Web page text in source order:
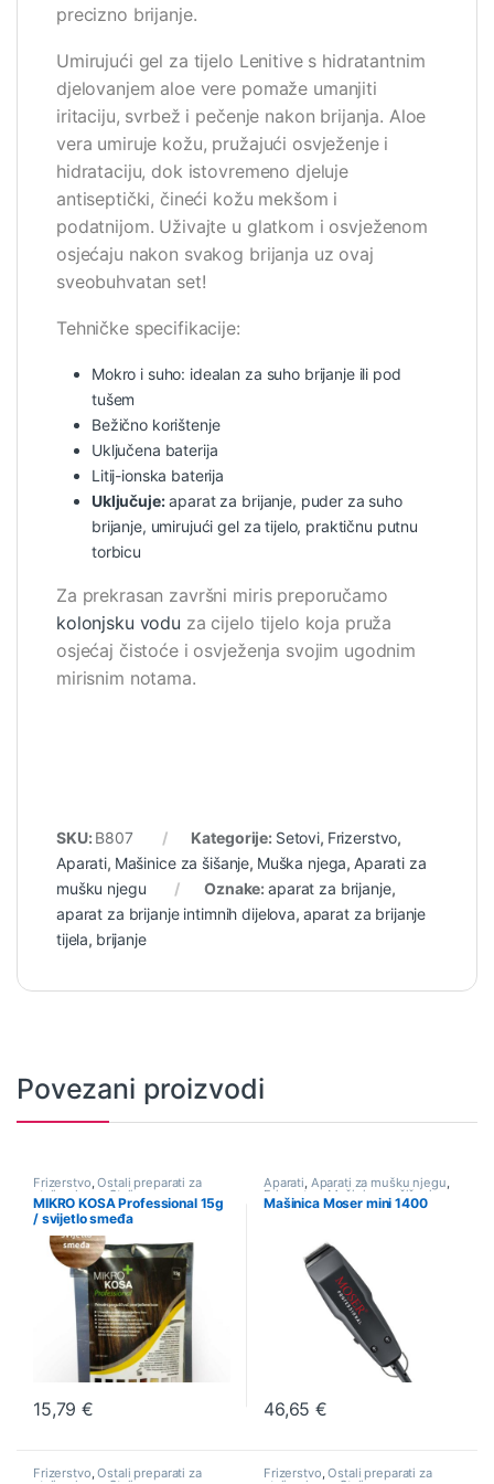
precizno brijanje.
Umirujući gel za tijelo Lenitive s hidratantnim
djelovanjem aloe vere pomaže umanjiti
iritaciju, svrbež i pečenje nakon brijanja. Aloe
vera umiruje kožu, pružajući osvježenje i
hidrataciju, dok istovremeno djeluje
antiseptički, čineći kožu mekšom i
podatnijom. Uživajte u glatkom i osvježenom
osjećaju nakon svakog brijanja uz ovaj
sveobuhvatan set!
Tehničke specifikacije:
Mokro i suho: idealan za suho brijanje ili pod
tušem
Bežično korištenje
Uključena baterija
Litij-ionska baterija
Uključuje:aparat za brijanje, puder za suho
brijanje, umirujući gel za tijelo, praktičnu putnu
torbicu
Za prekrasan završni miris preporučamo
kolonjsku vodu za cijelo tijelo koja pruža
osjećaj čistoće i osvježenja svojim ugodnim
mirisnim notama.
SKU: B807 Kategorije: Setovi, Frizerstvo,
Aparati, Mašinice za šišanje, Muška njega, Aparati za
mušku njegu
Oznake:aparat za brijanje,
aparat za brijanje intimnih dijelova, aparat za brijanje
tijela, brijanje
Povezani proizvodi
Frizerstvo,Ostali preparati za
styling kose,Styling
MIKRO KOSA Professional 15g
/ svijetlo smeđa
15,79€
Aparati, Aparati za mušku njegu,
Frizerstvo,Mašinice za šišanje
Muška njega
Mašinica Moser mini 1400
46,65€
Frizerstvo,Ostali preparati za Frizerstvo,Ostali preparati za